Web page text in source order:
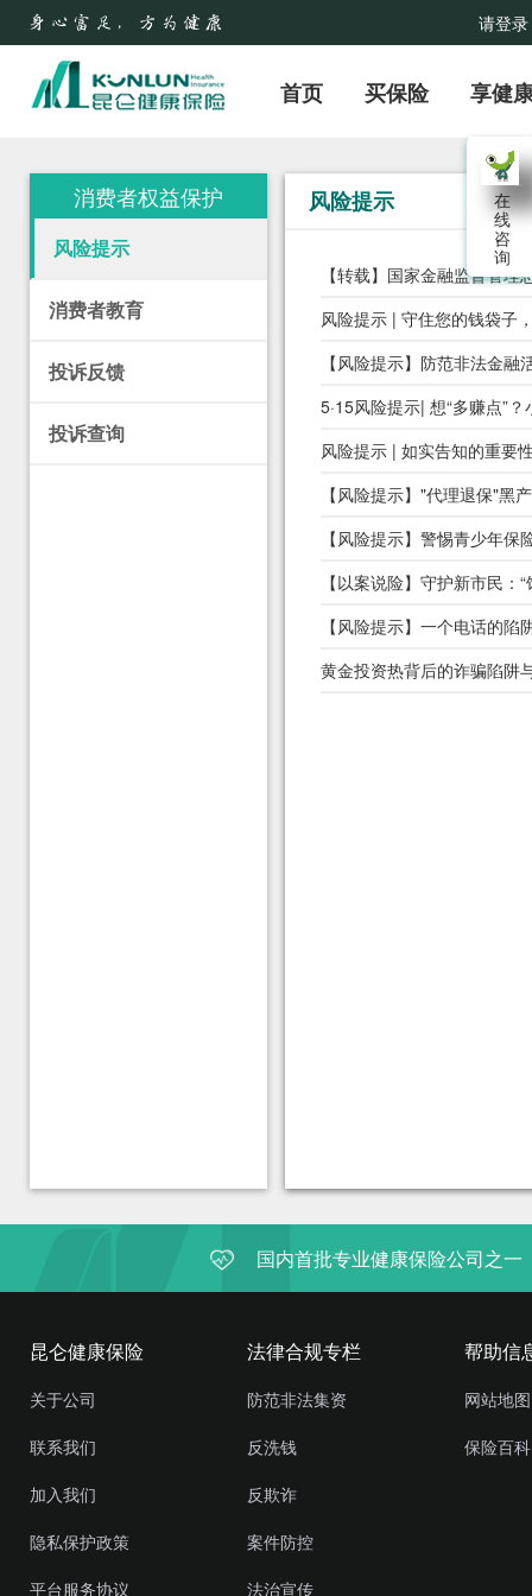
请登录
首页 买保险 享健
在
线
咨
询
消费者权益保护
风险提示
消费者教育
投诉反馈
投诉查询
风险提示
【转载】国家金融监督管
风险提示 | 守住您的钱袋子
【风险提示】防范非法金
5·15风险提示| 想“多赚点”
风险提示 | 如实告知的重要
【风险提示】"代理退保"黑
【风险提示】警惕青少年保
【以案说险】守护新市民：
【风险提示】一个电话的陷
黄金投资热背后的诈骗陷阱
国内首批专业健康保险公司之一
昆仑健康保险
关于公司
联系我们
加入我们
隐私保护政策
平台服务协议
法律合规专栏
防范非法集资
反洗钱
反欺诈
案件防控
法治宣传
帮助信
网站地图
保险百科